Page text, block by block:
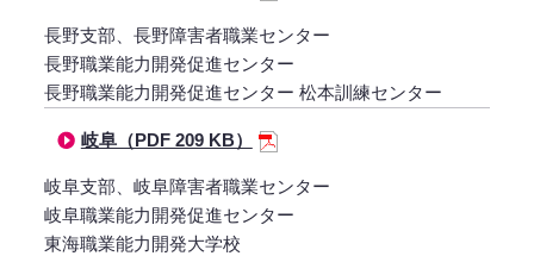
長野支部、長野障害者職業センター
長野職業能力開発促進センター
長野職業能力開発促進センター 松本訓練センター
岐阜（PDF 209 KB）
岐阜支部、岐阜障害者職業センター
岐阜職業能力開発促進センター
東海職業能力開発大学校